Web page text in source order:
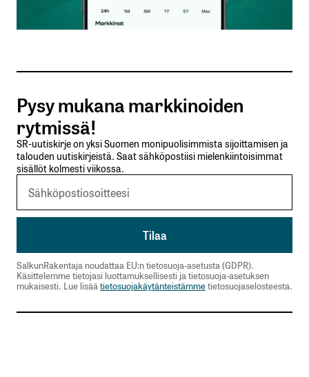
Sähköpostiosoitteesi
Tilaa SalkunRakentajan uutiskirje
Lähetä kommentti
Pysy mukana markkinoiden
rytmissä!
SR-uutiskirje on yksi Suomen monipuolisimmista sijoittamisen ja
talouden uutiskirjeistä. Saat sähköpostiisi mielenkiintoisimmat
sisällöt kolmesti viikossa.
SalkunRakentaja noudattaa EU:n tietosuoja-asetusta (GDPR).
Käsittelemme tietojasi luottamuksellisesti ja tietosuoja-asetuksen
mukaisesti. Lue lisäätietosuojakäytänteistämmetietosuojaselosteesta.